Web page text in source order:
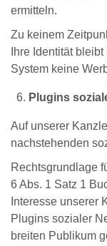
ermitteln.
Zu keinem
Ihre Identität
System keine
Plugins
Auf unserer
nachstehenden
Rechtsgrundlage
6 Abs. 1 Satz 1
Interesse unserer
Plugins sozialer
breiten Publikum